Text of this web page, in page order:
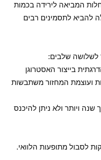
המביאה לירידה בכמות
להביא לתסמינים רבים
לשלושה שלבים:
בייצור האסטרוגן
ועוצמת המחזור משתבשות
ויותר ולא ניתן להיכנס
לסבול מתופעות הלוואי.